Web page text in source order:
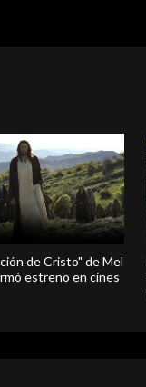
de Cristo" de Mel
estreno en cines